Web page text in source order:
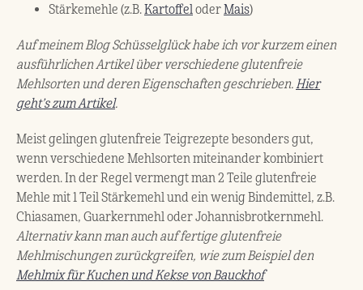
Stärkemehle (z.B.KartoffeloderMais)
Auf meinem Blog Schüsselglück habe ich vor kurzem einen
ausführlichen Artikel über verschiedene glutenfreie
Mehlsorten und deren Eigenschaften geschrieben.Hier
geht’s zum Artikel.
Meist gelingen glutenfreie Teigrezepte besonders gut,
wenn verschiedene Mehlsorten miteinander kombiniert
werden. In der Regel vermengt man 2 Teile glutenfreie
Mehle mit 1 Teil Stärkemehl und ein wenig Bindemittel, z.B.
Chiasamen, Guarkernmehl oder Johannisbrotkernmehl.
Alternativ kann man auch auf fertige glutenfreie
Mehlmischungen zurückgreifen, wie zum Beispiel den
Mehlmix für Kuchen und Kekse von Bauckhof